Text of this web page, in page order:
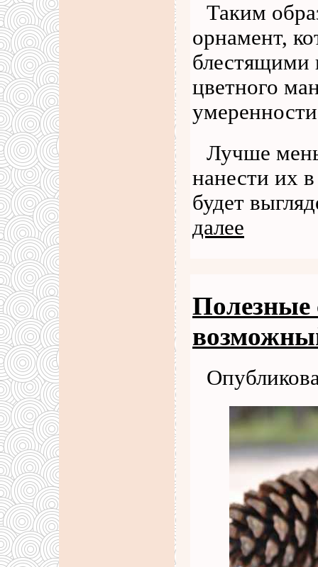
Таким
орнамент,
цветного
Лучше
нанести их
будет
далее
Полезные